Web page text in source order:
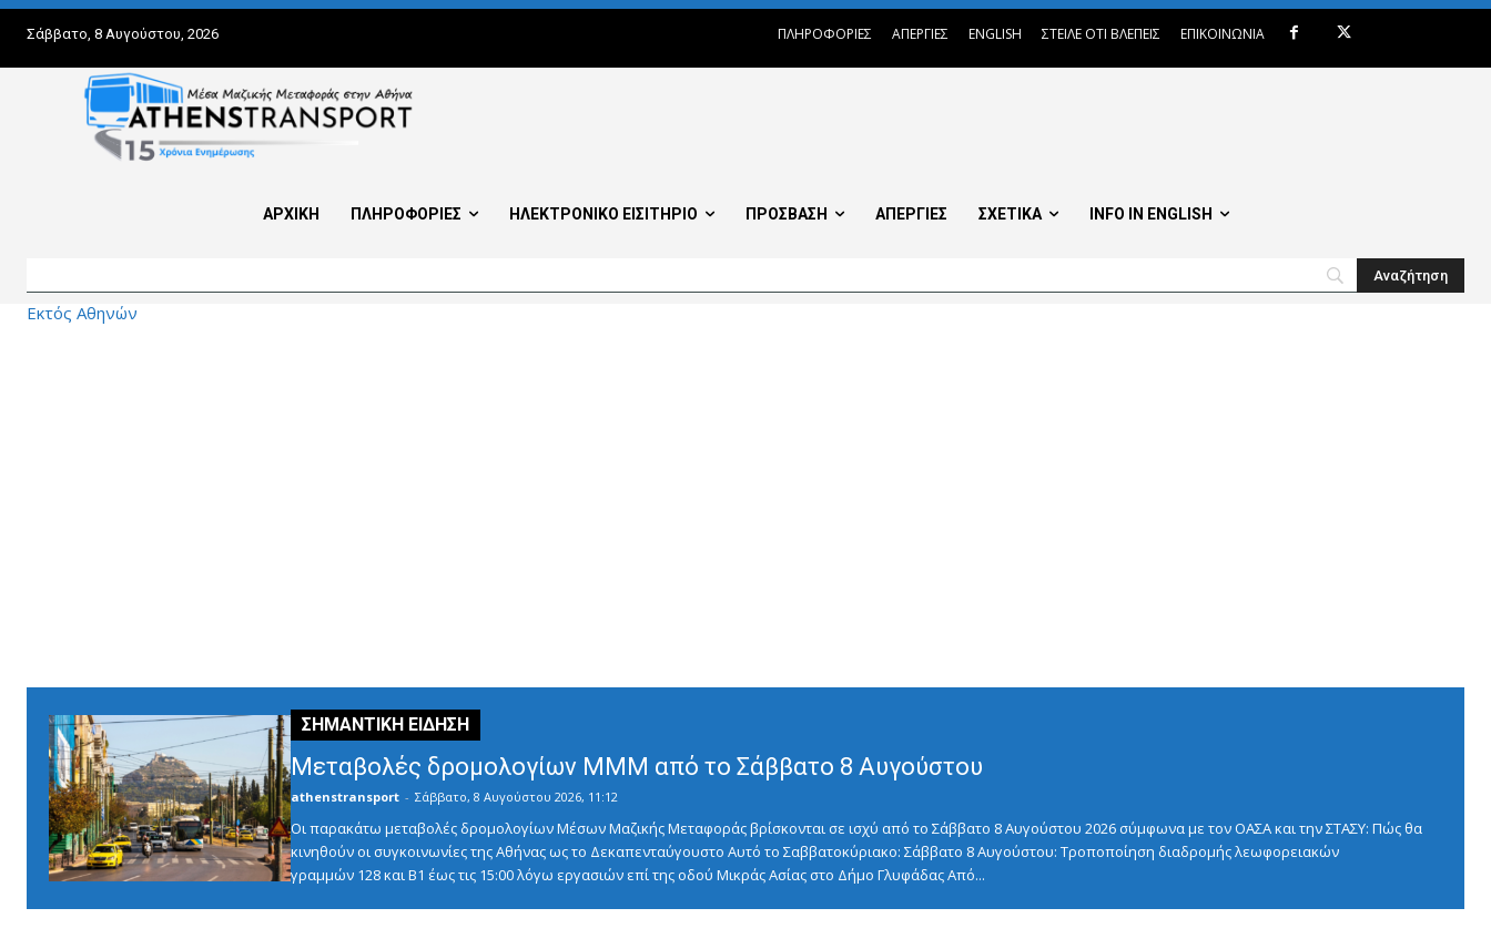
Σάββατο, 8 Αυγούστου, 2026 ΠΛΗΡΟΦΟΡΙΕΣ ΑΠΕΡΓΙΕΣ ENGLISH ΣΤΕΙΛΕ ΟΤΙ ΒΛΕΠΕΙΣ ΕΠΙΚΟΙΝΩΝΙΑ
ΑΡΧΙΚΗ ΠΛΗΡΟΦΟΡΙΕΣ ΗΛΕΚΤΡΟΝΙΚΟ ΕΙΣΙΤΗΡΙΟ ΠΡΟΣΒΑΣΗ ΑΠΕΡΓΙΕΣ ΣΧΕΤΙΚΑ INFO IN ENGLISH
Εκτός Αθηνών
Μεταβολές δρομολογίων ΜΜΜ από το Σάββατο 8 Αυγούστου
athenstransport - Σάββατο, 8 Αυγούστου 2026, 11:12
Οι παρακάτω μεταβολές δρομολογίων Μέσων Μαζικής Μεταφοράς βρίσκονται σε ισχύ από το Σάββατο 8 Αυγούστου 2026 σύμφωνα με τον ΟΑΣΑ και την ΣΤΑΣΥ: Πώς θα
κινηθούν οι συγκοινωνίες της Αθήνας ως το Δεκαπενταύγουστο Αυτό το Σαββατοκύριακο: Σάββατο 8 Αυγούστου: Τροποποίηση διαδρομής λεωφορειακών
γραμμών 128 και Β1 έως τις 15:00 λόγω εργασιών επί της οδού Μικράς Ασίας στο Δήμο Γλυφάδας Από...